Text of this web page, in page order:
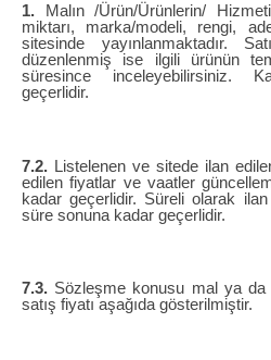
1. Malın /Ürün/Ürünlerin/
miktarı, marka/modeli, rengi,
sitesinde yayınlanmaktadır.
düzenlenmiş ise ilgili ürünün
süresince inceleyebilirsiniz.
geçerlidir.
7.2. Listelenen ve sitede ilan
edilen fiyatlar ve vaatler
kadar geçerlidir. Süreli olarak
süre sonuna kadar geçerlidir.
7.3. Sözleşme konusu mal ya
satış fiyatı aşağıda gösterilmiştir.